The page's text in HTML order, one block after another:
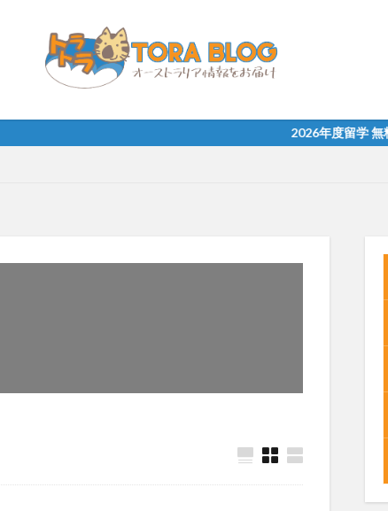
2026年度留学 無料相談受け付け中